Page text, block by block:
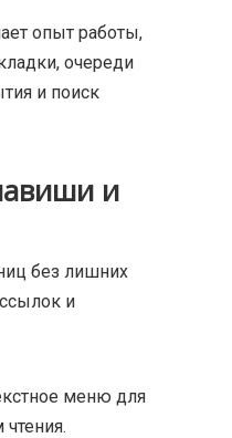
опыт работы,
очереди
и поиск
и
без лишних
и
меню для